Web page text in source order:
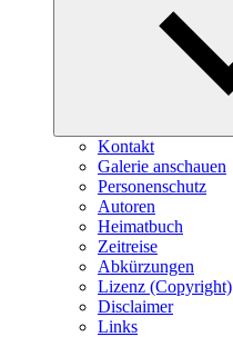
Kontakt
Galerie anschauen
Personenschutz
Autoren
Heimatbuch
Zeitreise
Abkürzungen
Lizenz (Copyright)
Disclaimer
Links